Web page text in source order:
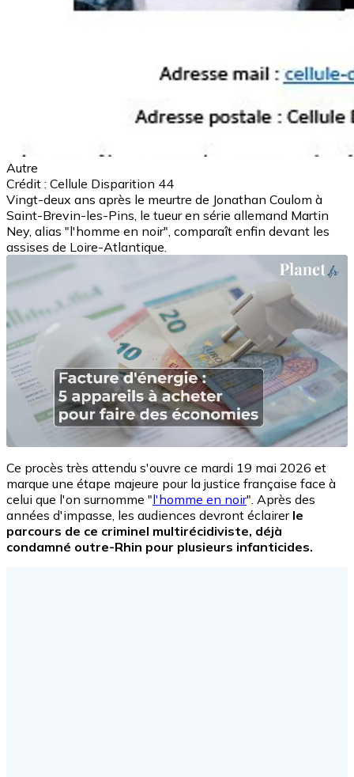
Autre
Crédit : Cellule Disparition 44
Vingt-deux ans après le meurtre de Jonathan Coulom à
Saint-Brevin-les-Pins, le tueur en série allemand Martin
Ney, alias "l'homme en noir", comparaît enfin devant les
assises de Loire-Atlantique.
Ce procès très attendu s'ouvre ce mardi 19 mai 2026 et
marque une étape majeure pour la justice française face à
celui que l'on surnomme "l'homme en noir". Après des
années d'impasse, les audiences devront éclairer le
parcours de ce criminel multirécidiviste, déjà
condamné outre-Rhin pour plusieurs infanticides.